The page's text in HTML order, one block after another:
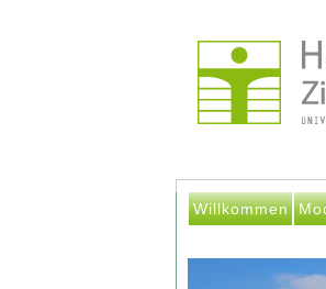
Willkommen